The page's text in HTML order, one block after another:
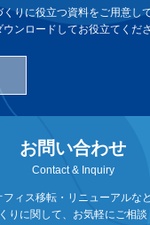
くりに役立つ資料をご用意し
ウンロードしてお役立てくださ
お問い合わせ
Contact & Inquiry
フィス移転・リニューアルな
りに関して、お気軽にご相談